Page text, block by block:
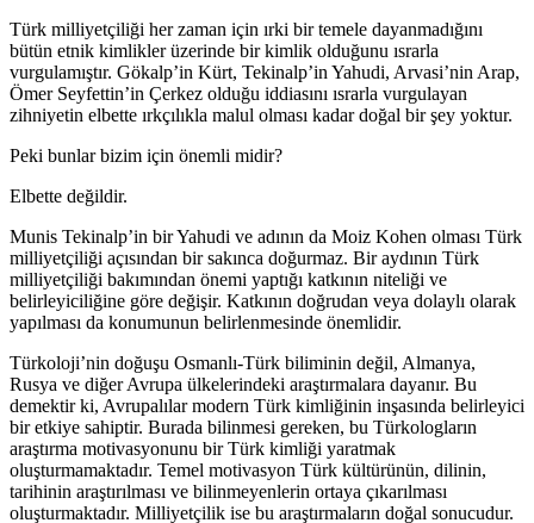
Türk milliyetçiliği her zaman için ırki bir temele dayanmadığını
bütün etnik kimlikler üzerinde bir kimlik olduğunu ısrarla
vurgulamıştır. Gökalp’in Kürt, Tekinalp’in Yahudi, Arvasi’nin Arap,
Ömer Seyfettin’in Çerkez olduğu iddiasını ısrarla vurgulayan
zihniyetin elbette ırkçılıkla malul olması kadar doğal bir şey yoktur.
Peki bunlar bizim için önemli midir?
Elbette değildir.
Munis Tekinalp’in bir Yahudi ve adının da Moiz Kohen olması Türk
milliyetçiliği açısından bir sakınca doğurmaz. Bir aydının Türk
milliyetçiliği bakımından önemi yaptığı katkının niteliği ve
belirleyiciliğine göre değişir. Katkının doğrudan veya dolaylı olarak
yapılması da konumunun belirlenmesinde önemlidir.
Türkoloji’nin doğuşu Osmanlı-Türk biliminin değil, Almanya,
Rusya ve diğer Avrupa ülkelerindeki araştırmalara dayanır. Bu
demektir ki, Avrupalılar modern Türk kimliğinin inşasında belirleyici
bir etkiye sahiptir. Burada bilinmesi gereken, bu Türkologların
araştırma motivasyonunu bir Türk kimliği yaratmak
oluşturmamaktadır. Temel motivasyon Türk kültürünün, dilinin,
tarihinin araştırılması ve bilinmeyenlerin ortaya çıkarılması
oluşturmaktadır. Milliyetçilik ise bu araştırmaların doğal sonucudur.